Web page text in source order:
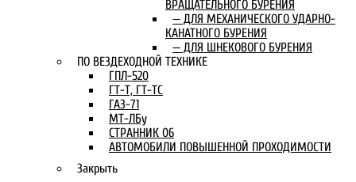
ВРАЩАТЕЛЬНОГО БУРЕНИЯ
— ДЛЯ МЕХАНИЧЕСКОГО УДАРНО-
КАНАТНОГО БУРЕНИЯ
— ДЛЯ ШНЕКОВОГО БУРЕНИЯ
ПО ВЕЗДЕХОДНОЙ ТЕХНИКЕ
ГПЛ-520
ГТ-Т, ГТ-ТС
ГАЗ-71
МТ-ЛБу
СТРАННИК 06
АВТОМОБИЛИ ПОВЫШЕННОЙ ПРОХОДИМОСТИ
Закрыть